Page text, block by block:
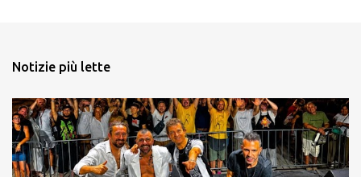
Notizie più lette